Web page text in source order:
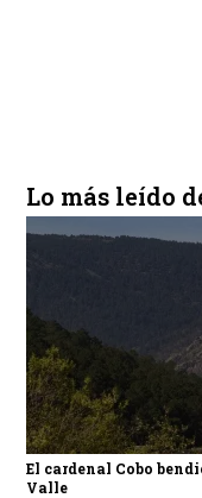
Lo más leído
El cardenal Cobo
Valle